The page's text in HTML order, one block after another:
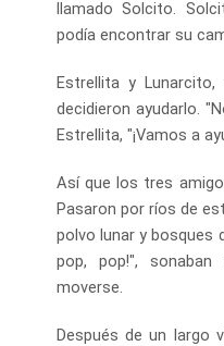
llamado Solcito.
podía encontrar su
Estrellita y
decidieron ayudarlo.
Estrellita, "¡Vamos a
Así que los tres
Pasaron por ríos de
polvo lunar y bosques
pop, pop!",
moverse.
Después de un largo